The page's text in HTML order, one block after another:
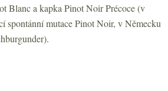
Blanc a kapka Pinot Noir Précoce (v
spontánní mutace Pinot Noir, v Německu